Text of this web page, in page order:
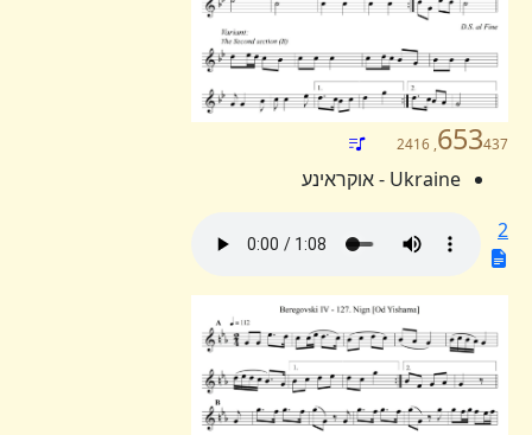
653437, 2416
Ukraine - אוקראינע